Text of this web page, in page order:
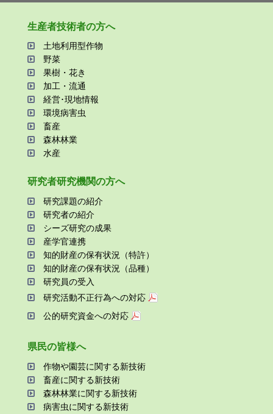
⽣産者技術者の⽅へ
⼟地利⽤型作物
野菜
果樹・花き
加⼯・流通
経営･現地情報
環境病害⾍
畜産
森林林業
⽔産
研究者研究機関の⽅へ
研究課題の紹介
研究者の紹介
シーズ研究の成果
産学官連携
知的財産の保有状況（特許）
知的財産の保有状況（品種）
研究員の受⼊
研究活動不正⾏為への対応
公的研究資金への対応
県⺠の皆様へ
作物や園芸に関する新技術
畜産に関する新技術
森林林業に関する新技術
病害⾍に関する新技術